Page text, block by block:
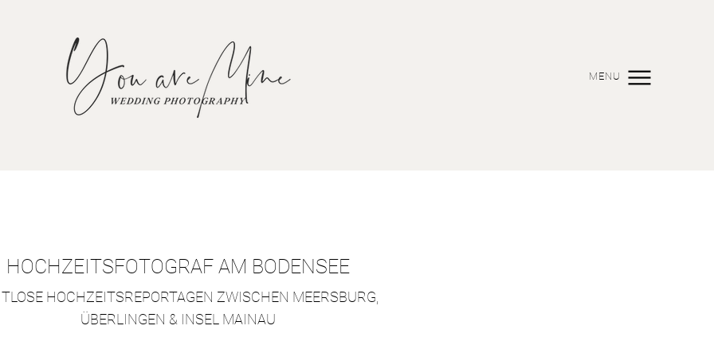
MENU
HOCHZEITSFOTOGRAF AM BODENSEE
HOCHZEITSREPORTAGEN ZWISCHEN MEERSBURG,
ÜBERLINGEN & INSEL MAINAU